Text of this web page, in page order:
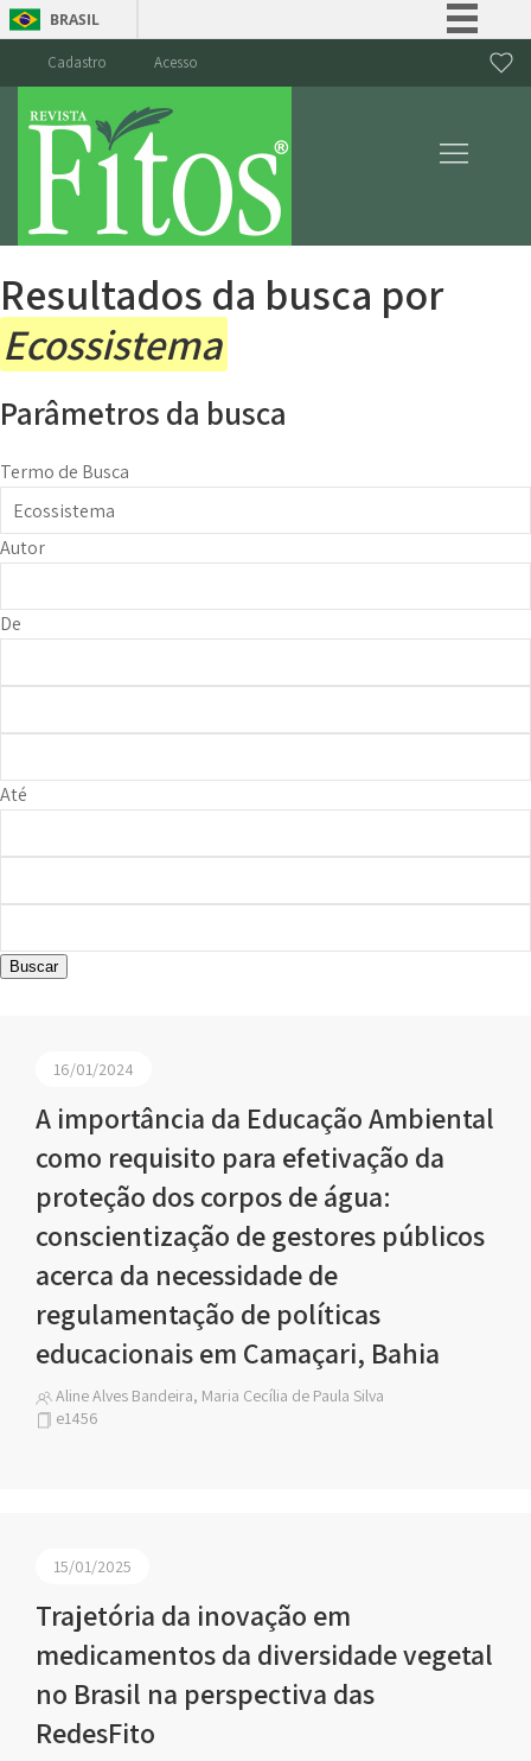
BRASIL
Canais
Cadastro Acesso
Resultados da busca por
Ecossistema
Parâmetros da busca
Termo de Busca
Autor
De
Até
Buscar
16/01/2024
A importância da Educação Ambiental
como requisito para efetivação da
proteção dos corpos de água:
conscientização de gestores públicos
acerca da necessidade de
regulamentação de políticas
educacionais em Camaçari, Bahia
Aline Alves Bandeira, Maria Cecília de Paula Silva
e1456
15/01/2025
Trajetória da inovação em
medicamentos da diversidade vegetal
no Brasil na perspectiva das
RedesFito